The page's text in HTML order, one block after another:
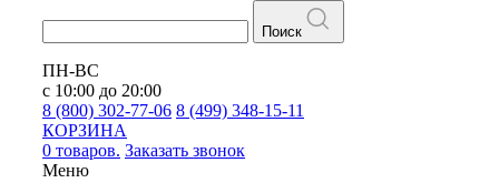
Поиск
ПН-ВС
с 10:00 до 20:00
8 (800) 302-77-06 8 (499) 348-15-11
КОРЗИНА
0 товаров. Заказать звонок
Меню